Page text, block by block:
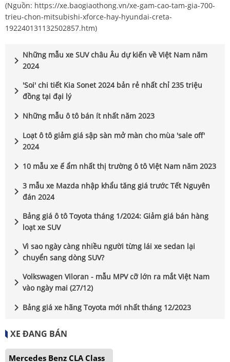
(Nguồn: https://xe.baogiaothong.vn/xe-gam-cao-tam-gia-700-
trieu-chon-mitsubishi-xforce-hay-hyundai-creta-
192240131132502857.htm)
chevron_right Những mẫu xe SUV châu Âu dự kiến về Việt Nam năm
2024
chevron_right 'Soi' chi tiết Kia Sonet 2024 bản rẻ nhất chỉ 235 triệu
đồng tại đại lý
chevron_right Những mẫu ô tô bán ít nhất năm 2023
chevron_right Loạt ô tô giảm giá sập sàn mở màn cho mùa 'sale off'
2024
chevron_right 10 mẫu xe ế ẩm nhất thị trường ô tô Việt Nam năm 2023
chevron_right 3 mẫu xe Mazda nhập khẩu tăng giá trước Tết Nguyên
đán 2024
chevron_right Bảng giá ô tô Toyota tháng 1/2024: Giảm giá bán hàng
loạt xe SUV
chevron_right Vì sao ngày càng nhiều người từng lái xe sedan lại
chuyển sang dòng SUV?
chevron_right Volkswagen Viloran - mẫu MPV cỡ lớn ra mắt Việt Nam
vào ngày mai (27/12)
chevron_right Bảng giá xe hãng Toyota mới nhất tháng 12/2023
XE ĐANG BÁN
Mercedes Benz CLA Class